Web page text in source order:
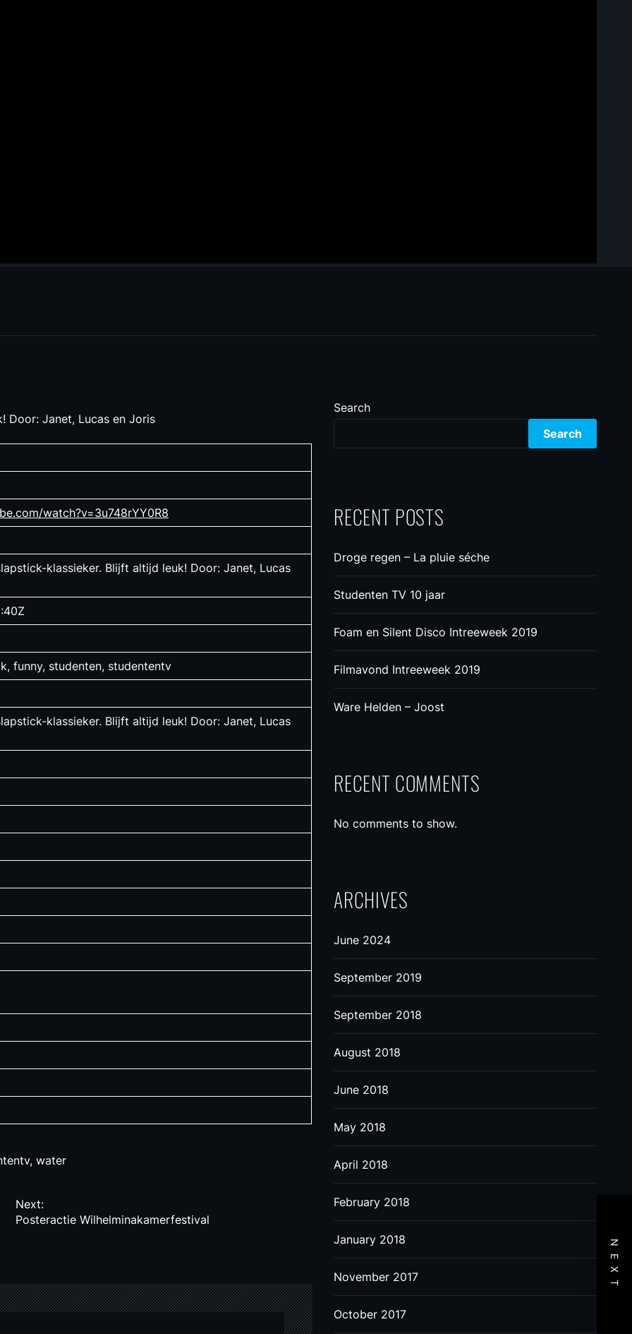
Door: Janet, Lucas en Joris
watch?v=3u748rYY0R8
klassieker. Blijft altijd leuk! Door: Janet, Lucas
funny, studenten, studententv
klassieker. Blijft altijd leuk! Door: Janet, Lucas
, water
Next:
Posteractie Wilhelminakamerfestival
Search
Search
RECENT POSTS
Droge regen – La pluie séche
Studenten TV 10 jaar
Foam en Silent Disco Intreeweek 2019
Filmavond Intreeweek 2019
Ware Helden – Joost
RECENT COMMENTS
No comments to show.
ARCHIVES
June 2024
September 2019
September 2018
August 2018
June 2018
May 2018
April 2018
February 2018
January 2018
November 2017
October 2017
NEXT